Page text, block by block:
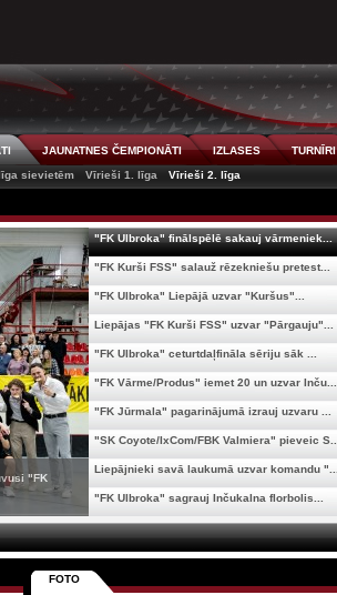
JAUNATNES ČEMPIONĀTI IZLASES TURNĪRI
sievietēm Vīrieši 1. līga Vīrieši 2. līga
"FK
"FK Ulbroka" finālspēlē sakauj vārmeniek...
"FK Kurši FSS" salauž rēzekniešu pretest...
"FK Ulbroka" Liepājā uzvar "Kuršus"...
Liepājas "FK Kurši FSS" uzvar "Pārgauju"...
"FK Ulbroka" ceturtdaļfināla sēriju sāk ...
"FK Vārme/Produs" iemet 20 un uzvar Inču...
"FK Jūrmala" pagarinājumā izrauj uzvaru ...
"SK Coyote/IxCom/FBK Valmiera" pieveic S...
Liepājnieki savā laukumā uzvar komandu "...
"FK Ulbroka" sagrauj Inčukalna florbolis...
FOTO